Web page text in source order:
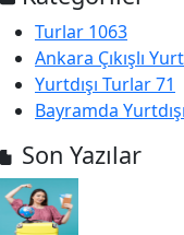
Turlar 1063
Ankara Çıkışlı
Yurtdışı Turlar71
Bayramda
Son Yazılar